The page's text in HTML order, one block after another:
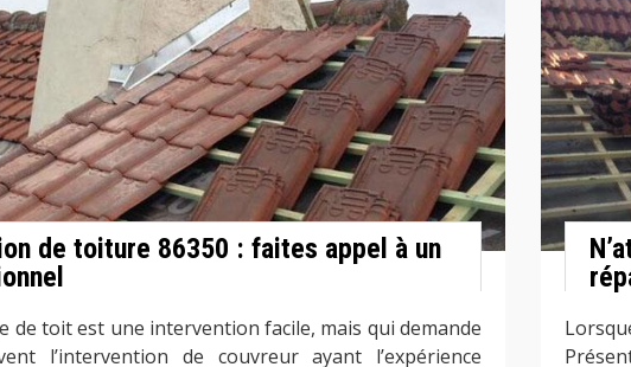
de toiture 86350 : faites appel à un
de toit est une intervention facile, mais qui demande
l’intervention de couvreur ayant l’expérience